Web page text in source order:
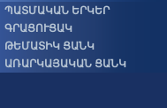
ՊԱՏՄԱԿԱՆ ԵՐԿԵՐ
ԳՐԱՑՈՒՑԱԿ
ԹԵՄԱՏԻԿ ՑԱՆԿ
ԱՌԱՐԿԱՅԱԿԱՆ ՑԱՆԿ